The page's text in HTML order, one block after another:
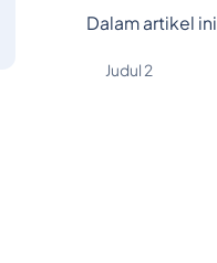
Dalam artikel ini
Judul 2